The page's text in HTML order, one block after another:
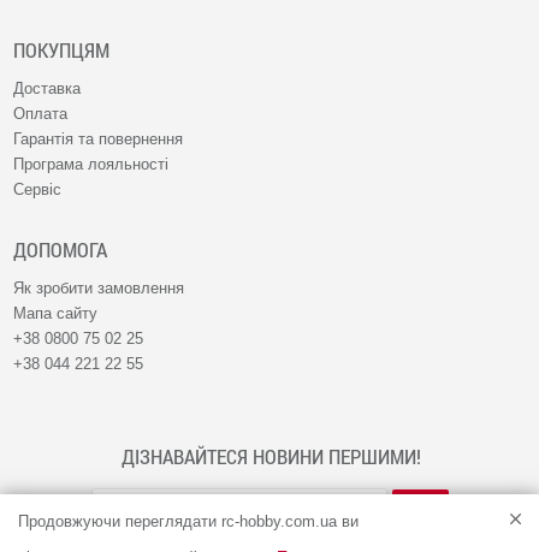
Продовжуючи переглядати rc-hobby.com.ua ви
ПОКУПЦЯМ
Доставка
Оплата
Гарантія та повернення
Програма лояльності
Сервіс
ДОПОМОГА
Як зробити замовлення
Мапа сайту
+38 0800 75 02 25
+38 044 221 22 55
ДІЗНАВАЙТЕСЯ НОВИНИ ПЕРШИМИ!